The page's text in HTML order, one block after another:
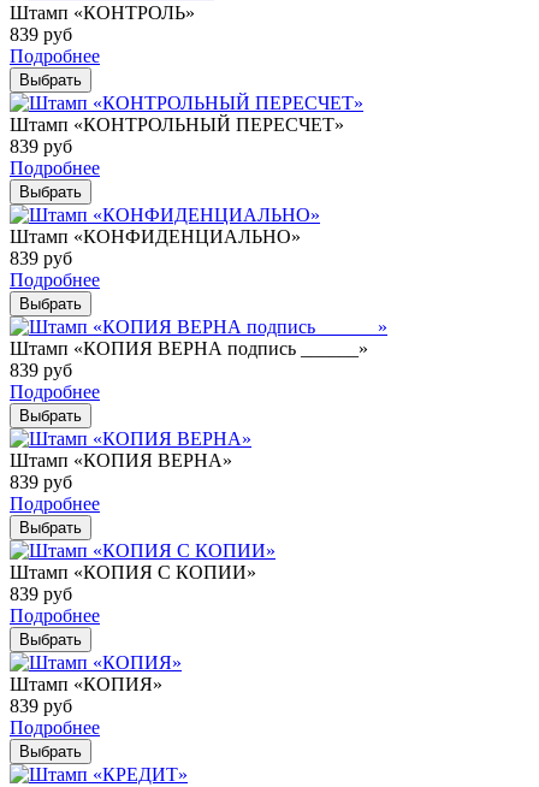
Штамп «КОНТРОЛЬ»
839 руб
Подробнее
Выбрать
Штамп «КОНТРОЛЬНЫЙ ПЕРЕСЧЕТ»
839 руб
Подробнее
Выбрать
Штамп «КОНФИДЕНЦИАЛЬНО»
839 руб
Подробнее
Выбрать
Штамп «КОПИЯ ВЕРНА подпись ______»
839 руб
Подробнее
Выбрать
Штамп «КОПИЯ ВЕРНА»
839 руб
Подробнее
Выбрать
Штамп «КОПИЯ С КОПИИ»
839 руб
Подробнее
Выбрать
Штамп «КОПИЯ»
839 руб
Подробнее
Выбрать